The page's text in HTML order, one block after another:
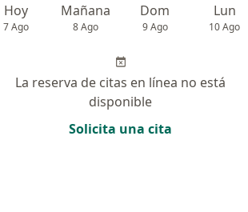
Hoy
7 Ago
Mañana
8 Ago
Dom
9 Ago
Lun
10 Ago
La reserva de citas en línea no está
disponible
Solicita una cita